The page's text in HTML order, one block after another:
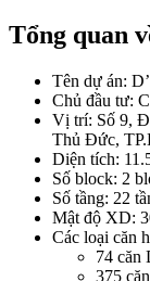
Tổng quan
Tên dự án:
Chủ đầu tư:
Vị trí: Số 9,
Thủ Đức,
Diện tích:
Số block: 2
Số tầng: 22
Mật độ XD:
Các loại căn
74 căn
375